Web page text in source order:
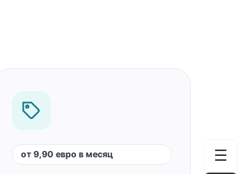
от 9,90 евро в месяц ☰